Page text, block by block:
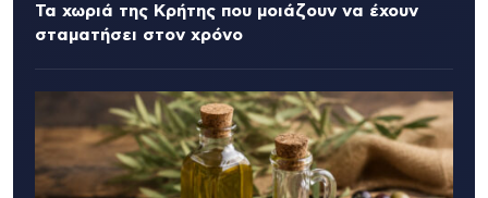
Τα χωριά της Κρήτης που μοιάζουν να έχουν
σταματήσει στον χρόνο